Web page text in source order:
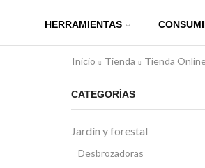
HERRAMIENTAS
Inicio Tienda Tienda
CATEGORÍAS
Jardín y forestal
Desbrozadoras